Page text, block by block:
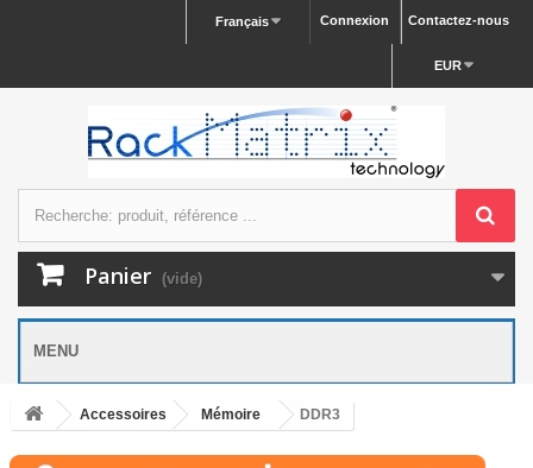
Contactez-nous
Connexion
Français
EUR
Panier (vide)
MENU
Accessoires Mémoire DDR3